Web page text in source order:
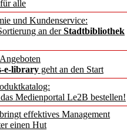
alle
und Kundenservice:
an derStadtbibliothek
e-library geht an den Start
Medienportal Le2B bestellen!
effektives Management
einen Hut
in
Institut neu
und